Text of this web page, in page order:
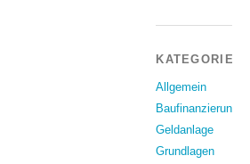
KATEGORIEN
Allgemein
Baufinanzierung
Geldanlage
Grundlagen